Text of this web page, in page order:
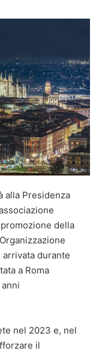
alla Presidenza
della
arrivata durante
a Roma
nel 2023 e, nel
il